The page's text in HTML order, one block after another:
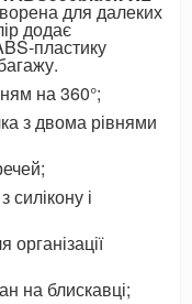
для далеких
додає
пластику
на 360°;
з двома рівнями
силікону і
на блискавці;